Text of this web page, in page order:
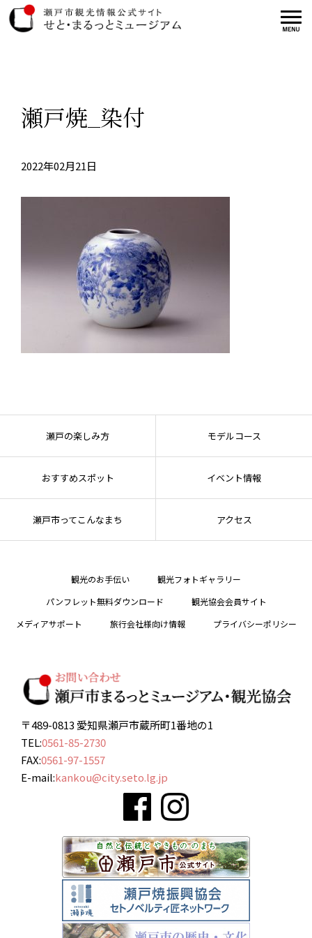
瀬戸焼_染付
2022年02月21日
瀬戸の楽しみ方 モデルコース
おすすめスポット イベント情報
瀬戸市ってこんなまち アクセス
観光のお手伝い
観光フォトギャラリー
パンフレット無料ダウンロード
観光協会会員サイト
メディアサポート
旅行会社様向け情報 プライバシーポリシー
〒489-0813 愛知県瀬戸市蔵所町1番地の1
TEL:0561-85-2730
FAX:0561-97-1557
E-mail:kankou@city.seto.lg.jp